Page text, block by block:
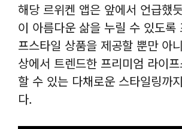
해당 르위켄 앱은 앞에서 언급했
이 아름다운 삶을 누릴 수 있도록
프스타일 상품을 제공할 뿐만 아
상에서 트렌드한 프리미엄 라이
할 수 있는 다채로운 스타일링까
다.